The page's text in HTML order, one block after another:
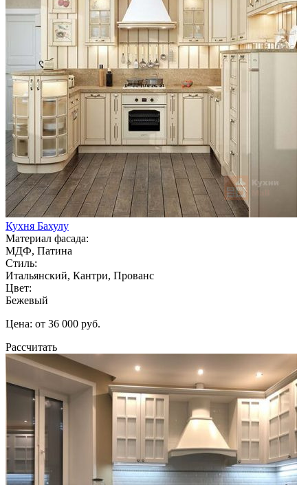
Кухня Бахулу
Материал фасада:
МДФ, Патина
Стиль:
Итальянский, Кантри, Прованс
Цвет:
Бежевый
Цена: от 36 000 руб.
Рассчитать